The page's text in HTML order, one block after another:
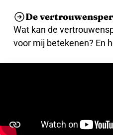
De
Wat kan de
voor mij betekenen? En